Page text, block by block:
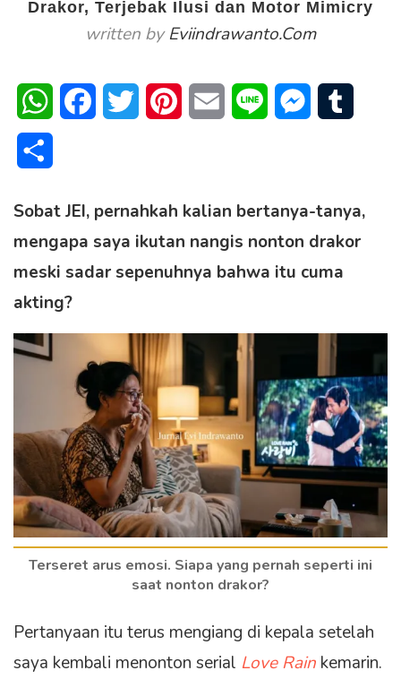
Drakor, Terjebak Ilusi dan Motor Mimicry
written byEviindrawanto.com
WhatsAppFacebookTwitter PinterestEmail Line Messenger
Sobat JEI, pernahkah kalian bertanya-tanya,
mengapa saya ikutan nangis nonton drakor
meski sadar sepenuhnya bahwa itu cuma
akting?
Terseret arus emosi. Siapa yang pernah seperti ini
saat nonton drakor?
Pertanyaan itu terus mengiang di kepala setelah
saya kembali menonton serial Love Rain kemarin.